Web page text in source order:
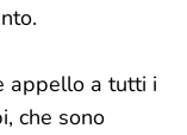
appello a tutti i
che sono